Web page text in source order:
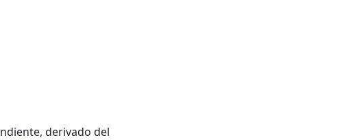
derivado del